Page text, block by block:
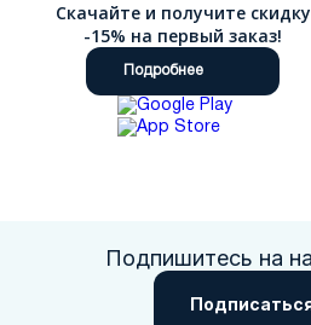
Скачайте и получите скидку
-15% на первый заказ!
Подробнее
Подпишитесь на